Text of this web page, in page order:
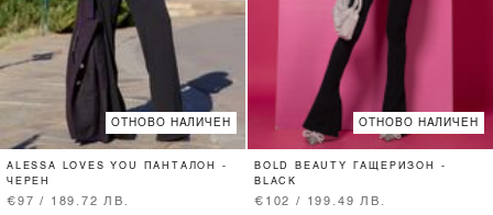
ОТНОВО НАЛИЧЕН
ALESSA LOVES YOU ПАНТАЛОН -
ЧЕРЕН
€97 / 189.72 ЛВ.
ОТНОВО НАЛИЧЕН
BOLD BEAUTY ГАЩЕРИЗОН -
BLACK
€102 / 199.49 ЛВ.